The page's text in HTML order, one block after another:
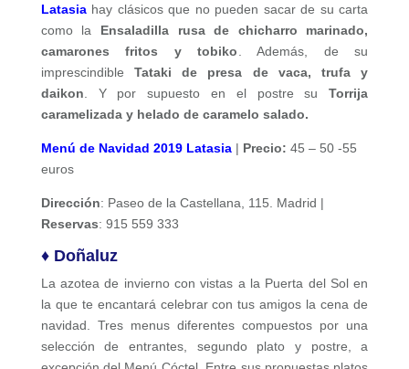
Latasiahay clásicos que no pueden sacar de su carta
como la Ensaladilla rusa de chicharro marinado,
camarones fritos y tobiko . Además, de su
imprescindible Tataki de presa de vaca, trufa y
daikon . Y por supuesto en el postre suTorrija
caramelizada y helado de caramelo salado.
Menú de Navidad 2019 Latasia | Precio: 45 – 50 -55
euros
Dirección: Paseo de la Castellana, 115. Madrid |
Reservas: 915 559 333
♦ Doñaluz
La azotea de invierno con vistas a la Puerta del Sol en
la que te encantará celebrar con tus amigos la cena de
navidad. Tres menus diferentes compuestos por una
selección de entrantes, segundo plato y postre, a